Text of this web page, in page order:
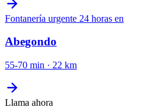
Fontanería urgente 24 horas en
Abegondo
55-70 min · 22 km
Llama ahora